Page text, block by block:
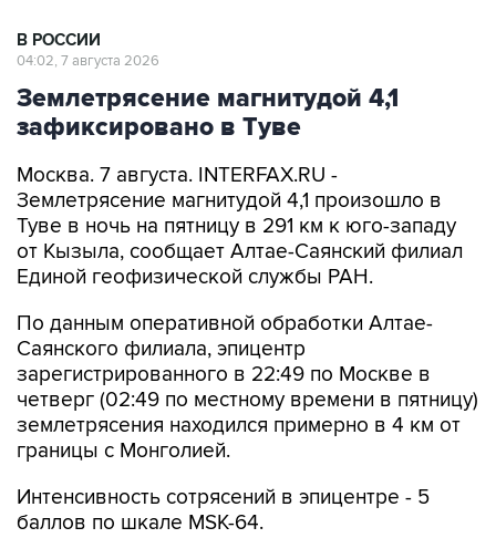
В РОССИИ
04:02, 7 августа 2026
Землетрясение магнитудой 4,1
зафиксировано в Туве
Москва. 7 августа. INTERFAX.RU -
Землетрясение магнитудой 4,1 произошло в
Туве в ночь на пятницу в 291 км к юго-западу
от Кызыла, сообщает Алтае-Саянский филиал
Единой геофизической службы РАН.
По данным оперативной обработки Алтае-
Саянского филиала, эпицентр
зарегистрированного в 22:49 по Москве в
четверг (02:49 по местному времени в пятницу)
землетрясения находился примерно в 4 км от
границы с Монголией.
Интенсивность сотрясений в эпицентре - 5
баллов по шкале MSK-64.